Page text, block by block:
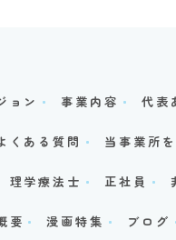
ョン 事業内容 代表
くある質問 当事業所
理学療法士 正社員
要 漫画特集 ブログ